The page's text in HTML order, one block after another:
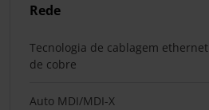
Rede
Tecnologia de cablagem ethernet
de cobre
Auto MDI/MDI-X